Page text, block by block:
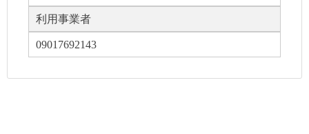
利用事業者
09017692143